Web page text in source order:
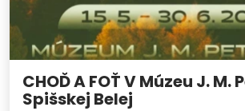
CHOĎ A FOŤ V Múzeu J. M.
Spišskej Belej